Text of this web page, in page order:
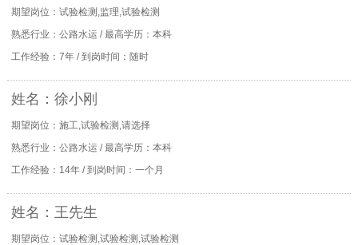
期望岗位：试验检测,监理,试验检测
熟悉行业：公路水运 / 最高学历：本科
工作经验：7年 / 到岗时间：随时
姓名：徐小刚
期望岗位：施工,试验检测,请选择
熟悉行业：公路水运 / 最高学历：本科
工作经验：14年 / 到岗时间：一个月
姓名：王先生
期望岗位：试验检测,试验检测,试验检测